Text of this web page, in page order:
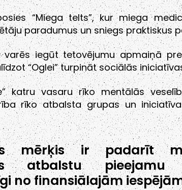
“Miega telts”, kur miega
paradumus un sniegs praktiskus
varēs iegūt tetovējumu apmaiņā
“Oglei” turpināt sociālās
katru vasaru rīko mentālās
rīko atbalsta grupas un
mērķis ir padarīt
atbalstu pieejamu
no finansiālajām